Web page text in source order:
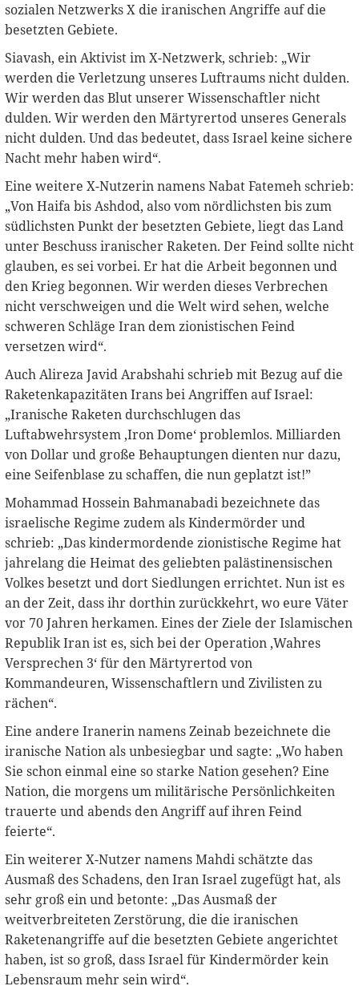
sozialen Netzwerks X die iranischen Angriffe auf die
besetzten Gebiete.
Siavash, ein Aktivist im X-Netzwerk, schrieb: „Wir
werden die Verletzung unseres Luftraums nicht dulden.
Wir werden das Blut unserer Wissenschaftler nicht
dulden. Wir werden den Märtyrertod unseres Generals
nicht dulden. Und das bedeutet, dass Israel keine sichere
Nacht mehr haben wird“.
Eine weitere X-Nutzerin namens Nabat Fatemeh schrieb:
„Von Haifa bis Ashdod, also vom nördlichsten bis zum
südlichsten Punkt der besetzten Gebiete, liegt das Land
unter Beschuss iranischer Raketen. Der Feind sollte nicht
glauben, es sei vorbei. Er hat die Arbeit begonnen und
den Krieg begonnen. Wir werden dieses Verbrechen
nicht verschweigen und die Welt wird sehen, welche
schweren Schläge Iran dem zionistischen Feind
versetzen wird“.
Auch Alireza Javid Arabshahi schrieb mit Bezug auf die
Raketenkapazitäten Irans bei Angriffen auf Israel:
„Iranische Raketen durchschlugen das
Luftabwehrsystem ‚Iron Dome‘ problemlos. Milliarden
von Dollar und große Behauptungen dienten nur dazu,
eine Seifenblase zu schaffen, die nun geplatzt ist!”
Mohammad Hossein Bahmanabadi bezeichnete das
israelische Regime zudem als Kindermörder und
schrieb: „Das kindermordende zionistische Regime hat
jahrelang die Heimat des geliebten palästinensischen
Volkes besetzt und dort Siedlungen errichtet. Nun ist es
an der Zeit, dass ihr dorthin zurückkehrt, wo eure Väter
vor 70 Jahren herkamen. Eines der Ziele der Islamischen
Republik Iran ist es, sich bei der Operation ‚Wahres
Versprechen 3‘ für den Märtyrertod von
Kommandeuren, Wissenschaftlern und Zivilisten zu
rächen“.
Eine andere Iranerin namens Zeinab bezeichnete die
iranische Nation als unbesiegbar und sagte: „Wo haben
Sie schon einmal eine so starke Nation gesehen? Eine
Nation, die morgens um militärische Persönlichkeiten
trauerte und abends den Angriff auf ihren Feind
feierte“.
Ein weiterer X-Nutzer namens Mahdi schätzte das
Ausmaß des Schadens, den Iran Israel zugefügt hat, als
sehr groß ein und betonte: „Das Ausmaß der
weitverbreiteten Zerstörung, die die iranischen
Raketenangriffe auf die besetzten Gebiete angerichtet
haben, ist so groß, dass Israel für Kindermörder kein
Lebensraum mehr sein wird“.